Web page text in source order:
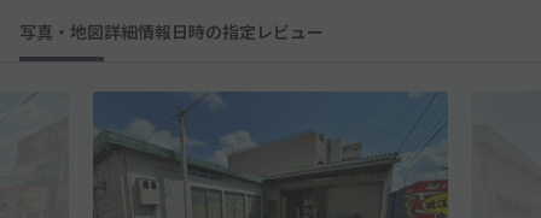
写真・地図詳細情報日時の指定 レビュー